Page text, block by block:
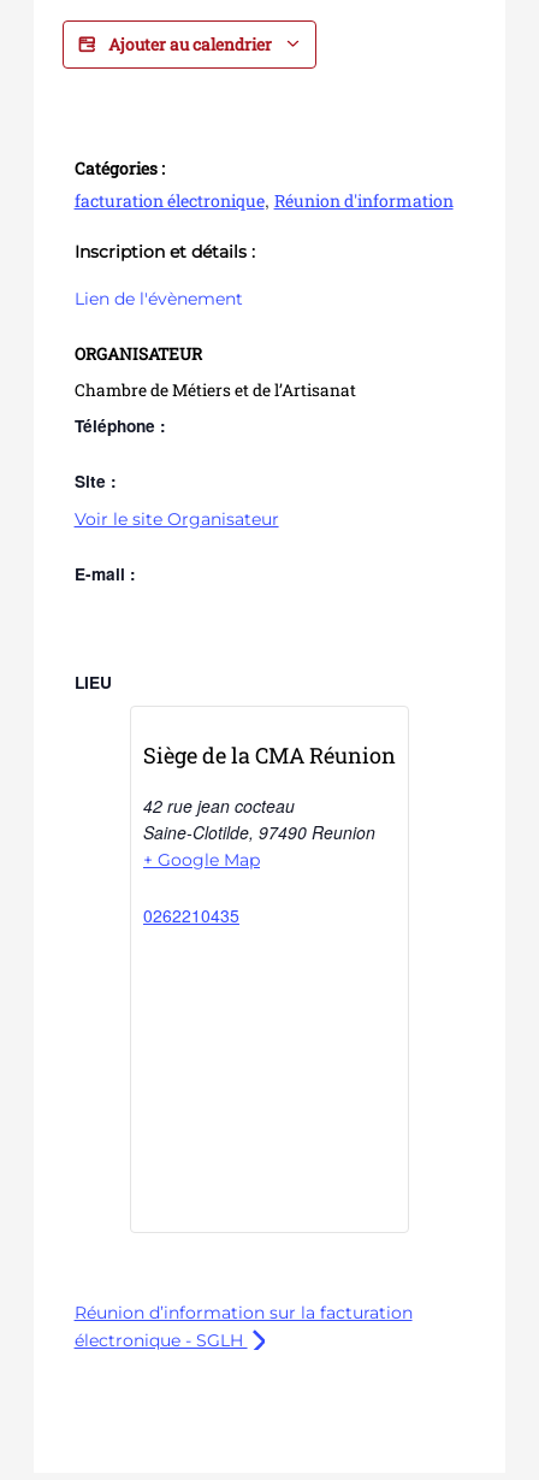
Ajouter au calendrier
Catégories :
facturation électronique, Réunion d'information
Inscription et détails :
Lien de l'évènement
ORGANISATEUR
Chambre de Métiers et de l’Artisanat
Téléphone :
Site :
Voir le site Organisateur
E-mail :
LIEU
Siège de la CMA Réunion
42 rue jean cocteau
Saine-Clotilde, 97490 Reunion
+ Google Map
0262210435
Réunion d’information sur la facturation
électronique - SGLH